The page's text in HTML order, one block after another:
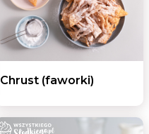
Chrust (faworki)